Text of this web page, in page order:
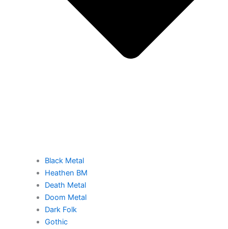
Black Metal
Heathen BM
Death Metal
Doom Metal
Dark Folk
Gothic